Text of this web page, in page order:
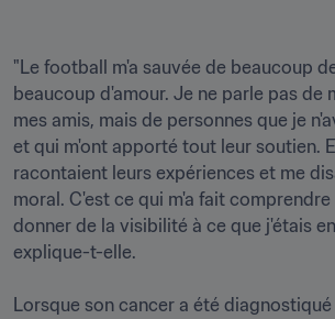
"Le football m'a sauvée de beaucoup
beaucoup d'amour. Je ne parle pas de
mes amis, mais de personnes que je
et qui m'ont apporté tout leur soutien.
racontaient leurs expériences et me
moral. C'est ce qui m'a fait
donner de la visibilité à ce que j'étais
explique-t-elle.
Lorsque son cancer a été